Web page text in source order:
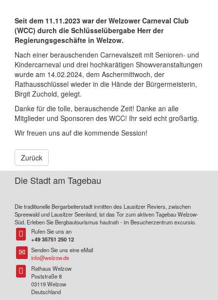
Seit dem 11.11.2023 war der Welzower Carneval Club
(WCC) durch die Schlüsselübergabe Herr der
Regierungsgeschäfte in Welzow.
Nach einer berauschenden Carnevalszeit mit Senioren- und
Kindercarneval und drei hochkarätigen Showveranstaltungen
wurde am 14.02.2024, dem Aschermittwoch, der
Rathausschlüssel wieder in die Hände der Bürgermeisterin,
Birgit Zuchold, gelegt.
Danke für die tolle, berauschende Zeit! Danke an alle
Mitglieder und Sponsoren des WCC! Ihr seid echt großartig.
Wir freuen uns auf die kommende Session!
Zurück
Die Stadt am Tagebau
Die traditionelle Bergarbeiterstadt inmitten des Lausitzer Reviers, zwischen
Spreewald und Lausitzer Seenland, ist das Tor zum aktiven Tagebau Welzow-
Süd. Erleben Sie Bergbautourismus hautnah - im Besucherzentrum excursio.
TelRufen Sie uns an
+49 35751 250 12
TelSenden Sie uns eine eMail
info@welzow.de
TelRathaus Welzow
Poststraße 8
03119 Welzow
Deutschland